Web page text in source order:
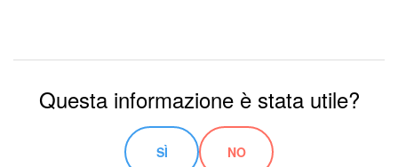
Questa informazione è stata utile?
SÌ NO